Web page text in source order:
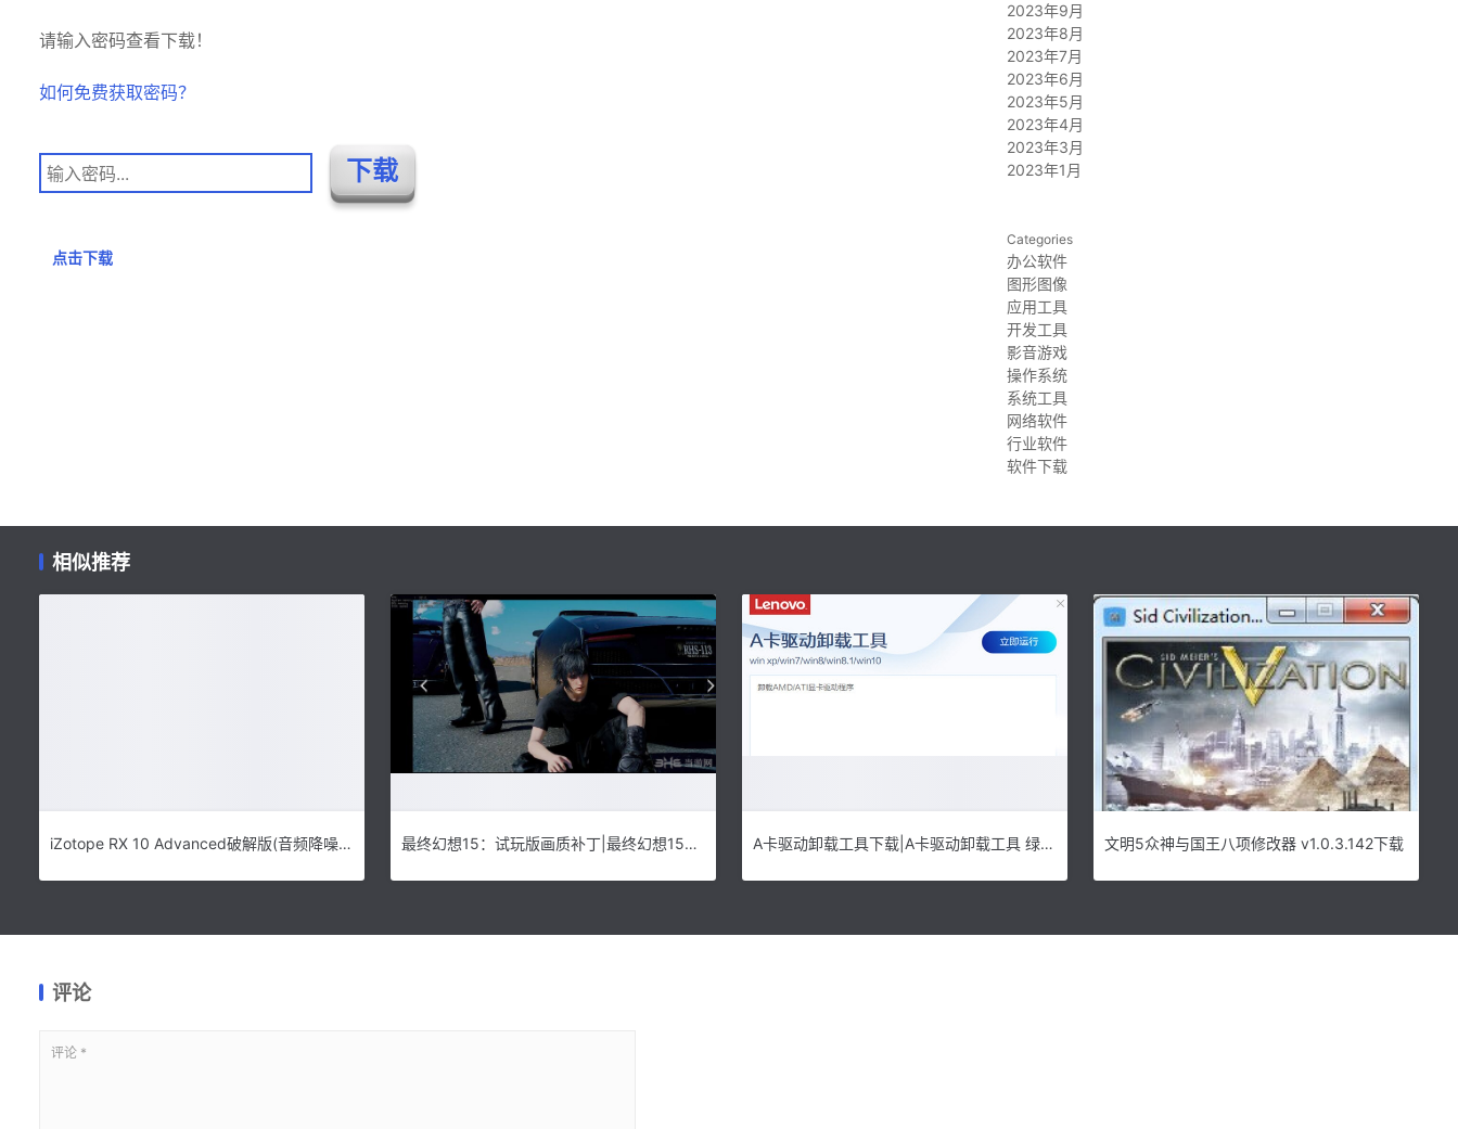
请输入密码查看下载！
如何免费获取密码？
点击下载
2023年9月
2023年8月
2023年7月
2023年6月
2023年5月
2023年4月
2023年3月
2023年1月
Categories
办公软件
图形图像
应用工具
开发工具
影音游戏
操作系统
系统工具
网络软件
行业软件
软件下载
相似推荐
iZotope RX 10 Advanced破解版(音频降噪修复工具)v10.4免费版 最终幻想15：试玩版画质补丁|最终幻想15：试玩版提升帧数画质补丁 下载 A卡驱动卸载工具下载|A卡驱动卸载工具 绿色版v4.09 下载 文明5众神与国王八项修改器 v1.0.3.142下载
评论